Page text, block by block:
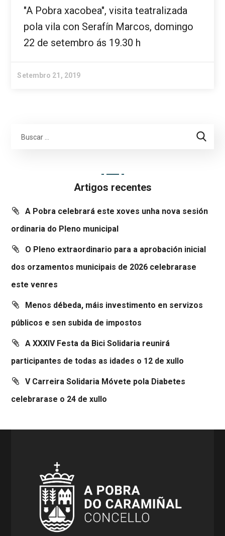
"A Pobra xacobea", visita teatralizada
pola vila con Serafín Marcos, domingo
22 de setembro ás 19.30 h
Setembro 21, 2019
Artigos recentes
A Pobra celebrará este xoves unha nova sesión
ordinaria do Pleno municipal
O Pleno extraordinario para a aprobación inicial
dos orzamentos municipais de 2026 celebrarase
este venres
Menos débeda, máis investimento en servizos
públicos e sen subida de impostos
A XXXIV Festa da Bici Solidaria reunirá
participantes de todas as idades o 12 de xullo
V Carreira Solidaria Móvete pola Diabetes
celebrarase o 24 de xullo